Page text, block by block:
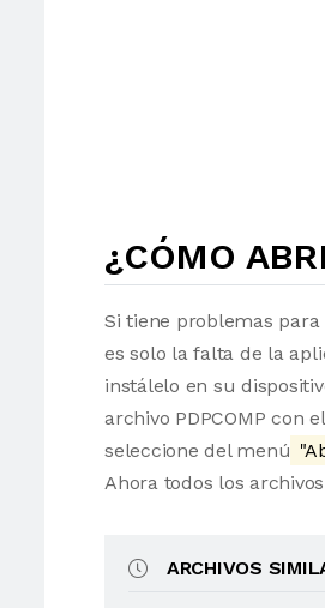
¿CÓMO
Si tiene problemas para
es solo la falta de la
instálelo en su
archivo PDPCOMP con
seleccione del menú
Ahora todos los
ARCHIVOS